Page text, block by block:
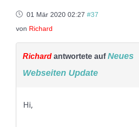
01 Mär 2020 02:27 #37
von Richard
Richard antwortete aufNeues
Webseiten Update
Hi,